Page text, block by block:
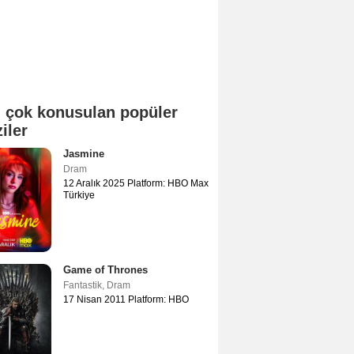
çok konusulan popüler
Jasmine
Dram
12 Aralık 2025 Platform: HBO Max
Türkiye
Game of Thrones
Fantastik, Dram
17 Nisan 2011 Platform: HBO